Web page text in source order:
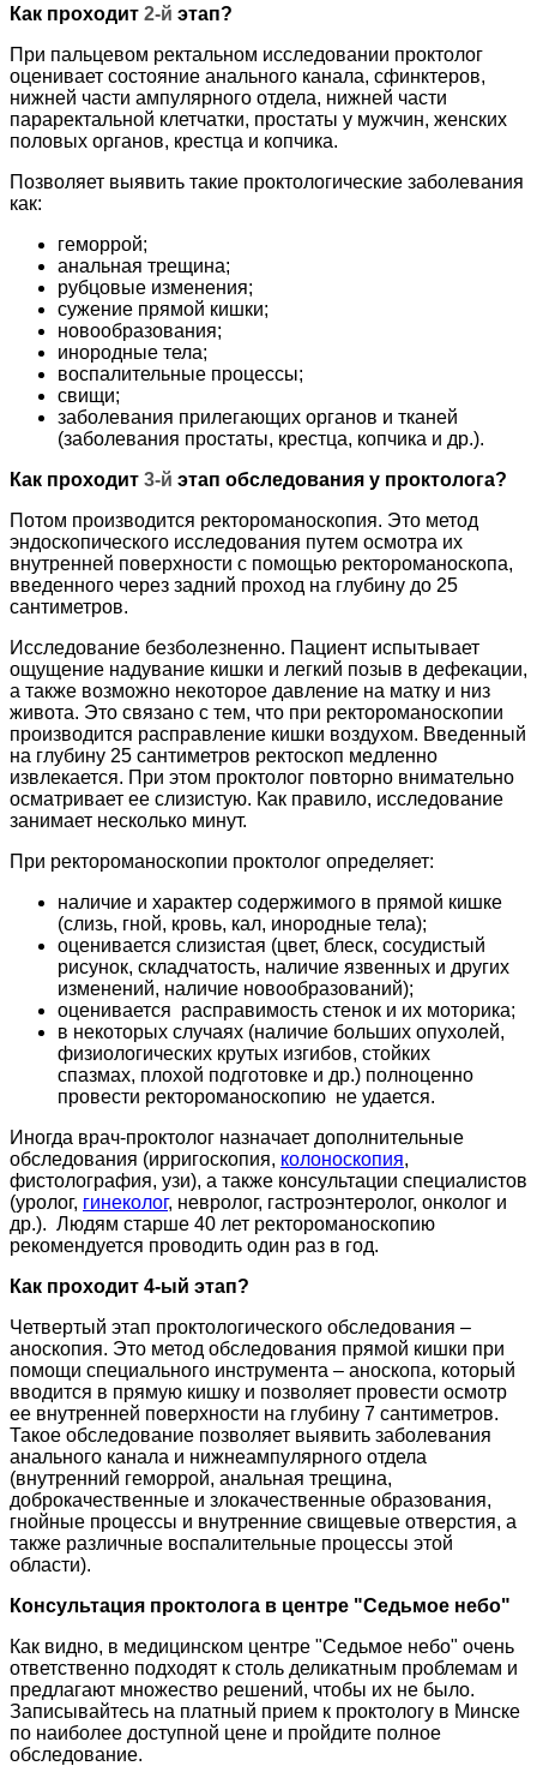
Как проходит 2-й этап?
При пальцевом ректальном исследовании проктолог
оценивает состояние анального канала, сфинктеров,
нижней части ампулярного отдела, нижней части
параректальной клетчатки, простаты у мужчин, женских
половых органов, крестца и копчика.
Позволяет выявить такие проктологические заболевания
как:
геморрой;
анальная трещина;
рубцовые изменения;
сужение прямой кишки;
новообразования;
инородные тела;
воспалительные процессы;
свищи;
заболевания прилегающих органов и тканей
(заболевания простаты, крестца, копчика и др.).
Как проходит 3-й этап обследования у проктолога?
Потом производится ректороманоскопия. Это метод
эндоскопического исследования путем осмотра их
внутренней поверхности с помощью ректороманоскопа,
введенного через задний проход на глубину до 25
сантиметров.
Исследование безболезненно. Пациент испытывает
ощущение надувание кишки и легкий позыв в дефекации,
а также возможно некоторое давление на матку и низ
живота. Это связано с тем, что при ректороманоскопии
производится расправление кишки воздухом. Введенный
на глубину 25 сантиметров ректоскоп медленно
извлекается. При этом проктолог повторно внимательно
осматривает ее слизистую. Как правило, исследование
занимает несколько минут.
При ректороманоскопии проктолог определяет:
наличие и характер содержимого в прямой кишке
(слизь, гной, кровь, кал, инородные тела);
оценивается слизистая (цвет, блеск, сосудистый
рисунок, складчатость, наличие язвенных и других
изменений, наличие новообразований);
оценивается расправимость стенок и их моторика;
в некоторых случаях (наличие больших опухолей,
физиологических крутых изгибов, стойких
спазмах, плохой подготовке и др.) полноценно
провести ректороманоскопию не удается.
Иногда врач-проктолог назначает дополнительные
обследования (ирригоскопия, колоноскопия,
фистолография, узи), а также консультации специалистов
(уролог, гинеколог, невролог, гастроэнтеролог, онколог и
др.). Людям старше 40 лет ректороманоскопию
рекомендуется проводить один раз в год.
Как проходит 4-ый этап?
Четвертый этап проктологического обследования –
аноскопия. Это метод обследования прямой кишки при
помощи специального инструмента – аноскопа, который
вводится в прямую кишку и позволяет провести осмотр
ее внутренней поверхности на глубину 7 сантиметров.
Такое обследование позволяет выявить заболевания
анального канала и нижнеампулярного отдела
(внутренний геморрой, анальная трещина,
доброкачественные и злокачественные образования,
гнойные процессы и внутренние свищевые отверстия, а
также различные воспалительные процессы этой
области).
Консультация проктолога в центре "Седьмое небо"
Как видно, в медицинском центре "Седьмое небо" очень
ответственно подходят к столь деликатным проблемам и
предлагают множество решений, чтобы их не было.
Записывайтесь на платный прием к проктологу в Минске
по наиболее доступной цене и пройдите полное
обследование.